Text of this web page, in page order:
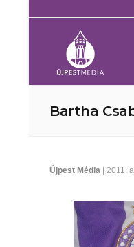
Bartha
Újpest Média | 2011.